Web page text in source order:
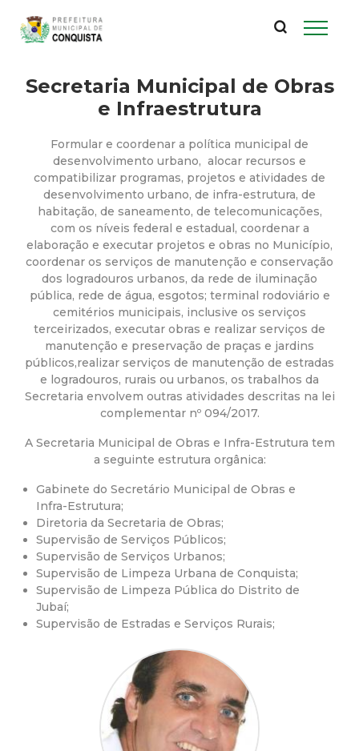
conteúdo
principal
P
e
e
i
t
u
r
a
M
u
n
i
c
i
p
Secretaria Municipal de Obras
e Infraestrutura
Formular e coordenar a política municipal de
desenvolvimento urbano, alocar recursos e
compatibilizar programas, projetos e atividades de
desenvolvimento urbano, de infra-estrutura, de
habitação, de saneamento, de telecomunicações,
com os níveis federal e estadual, coordenar a
elaboração e executar projetos e obras no Município,
coordenar os serviços de manutenção e conservação
dos logradouros urbanos, da rede de iluminação
pública, rede de água, esgotos; terminal rodoviário e
cemitérios municipais, inclusive os serviços
terceirizados, executar obras e realizar serviços de
manutenção e preservação de praças e jardins
públicos,realizar serviços de manutenção de estradas
e logradouros, rurais ou urbanos, os trabalhos da
Secretaria envolvem outras atividades descritas na lei
complementar nº 094/2017.
A Secretaria Municipal de Obras e Infra-Estrutura tem
a seguinte estrutura orgânica:
Gabinete do Secretário Municipal de Obras e
Infra-Estrutura;
Diretoria da Secretaria de Obras;
Supervisão de Serviços Públicos;
Supervisão de Serviços Urbanos;
Supervisão de Limpeza Urbana de Conquista;
Supervisão de Limpeza Pública do Distrito de
Jubaí;
Supervisão de Estradas e Serviços Rurais;